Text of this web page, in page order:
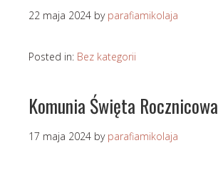
22 maja 2024 by parafiamikolaja
Posted in: Bez kategorii
Komunia Święta Rocznicowa
17 maja 2024 by parafiamikolaja